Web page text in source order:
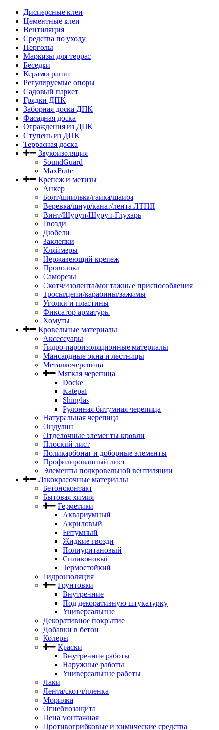
Дисперсные клеи
Цементные клеи
Вентиляция
Средства по уходу
Перголы
Маркизы для террас
Беседки
Керамогранит
Регулируемые опоры
Садовый паркет
Грядки ДПК
Заборная доска ДПК
Фасадная доска
Ограждения из ДПК
Ступень из ДПК
Террасная доска
Звукоизоляция
SoundGuard
MaxForte
Крепеж и метизы
Анкер
Болт/шпилька/гайка/шайба
Веревка/шнур/канат/лента ЛТПП
Винт/Шуруп/Шуруп-Глухарь
Гвозди
Дюбели
Заклепки
Кляймеры
Нержавеющий крепеж
Проволока
Саморезы
Скотч/изолента/монтажные приспособления
Тросы/цепи/карабины/зажимы
Уголки и пластины
Фиксатор арматуры
Хомуты
Кровельные материалы
Аксессуары
Гидро-пароизоляционные материалы
Мансардные окна и лестницы
Металлочерепица
Мягкая черепица
Docke
Katepal
Shinglas
Рулонная битумная черепица
Натуральная черепица
Ондулин
Отделочные элементы кровли
Плоский лист
Поликарбонат и доборные элементы
Профилированный лист
Элементы подкровельной вентиляции
Лакокрасочные материалы
Бетоноконтакт
Бытовая химия
Герметики
Аквариумный
Акриловый
Битумный
Жидкие гвозди
Полиуритановый
Силиконовый
Термостойкий
Гидроизоляция
Грунтовки
Внутренние
Под декоративную штукатурку
Универсальные
Декоративное покрытие
Добавки в бетон
Колеры
Краски
Внутренние работы
Наружные работы
Универсальные работы
Лаки
Лента/скотч/пленка
Морилка
Огнебиозащита
Пена монтажная
Противогрибковые и химические средства